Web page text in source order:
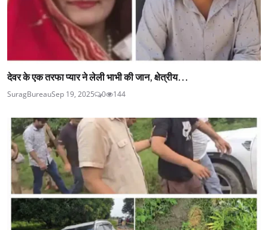
देवर के एक तरफा प्यार ने लेली भाभी की जान, क्षेत्रीय...
SuragBureauSep 19, 2025 0 144